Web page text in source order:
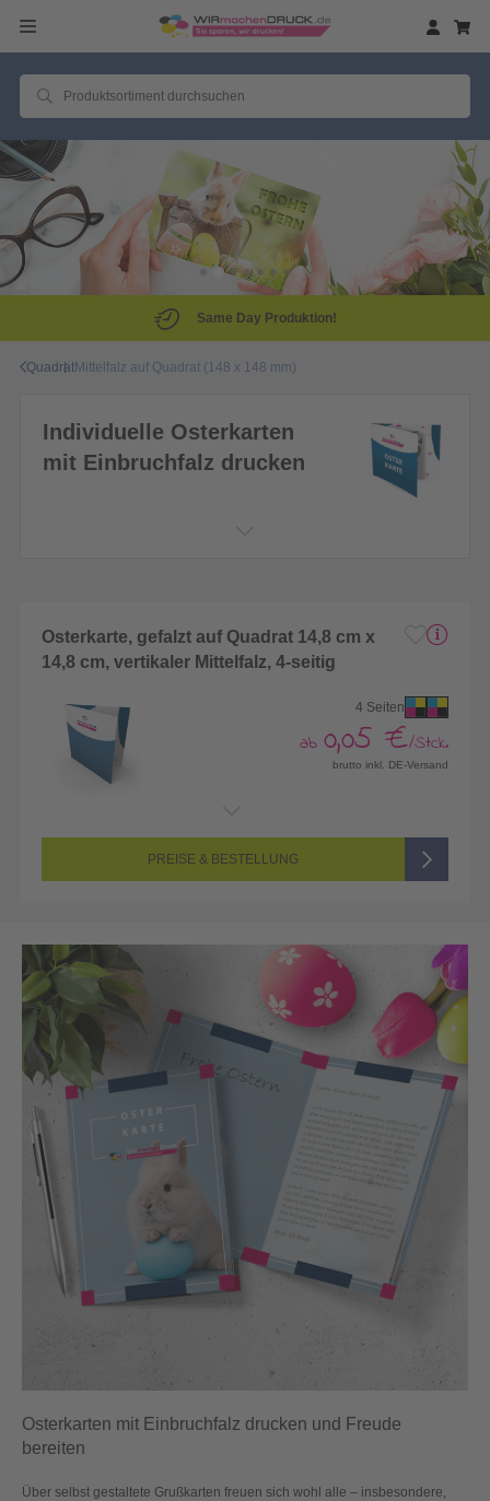
Same Day Produktion!
QuadratMittelfalz auf Quadrat (148 x 148 mm)
Individuelle Osterkarten
mit Einbruchfalz drucken
Osterkarte, gefalzt auf Quadrat 14,8 cm x
14,8 cm, vertikaler Mittelfalz, 4-seitig
4 Seiten
ab 0,05 €/Stck.
brutto inkl. DE-Versand
Seitenanzahl: 4-seitig (Vorderseite und Rückseite bedruckt)
4/4-farbig CMYK (vollfarbig bedruckt)
PREISE & BESTELLUNG
Osterkarten mit Einbruchfalz drucken und Freude
bereiten
Über selbst gestaltete Grußkarten freuen sich wohl alle – insbesondere,